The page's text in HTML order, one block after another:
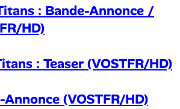
: Bande-Annonce /
HD)
: Teaser (VOSTFR/HD)
(VOSTFR/HD)